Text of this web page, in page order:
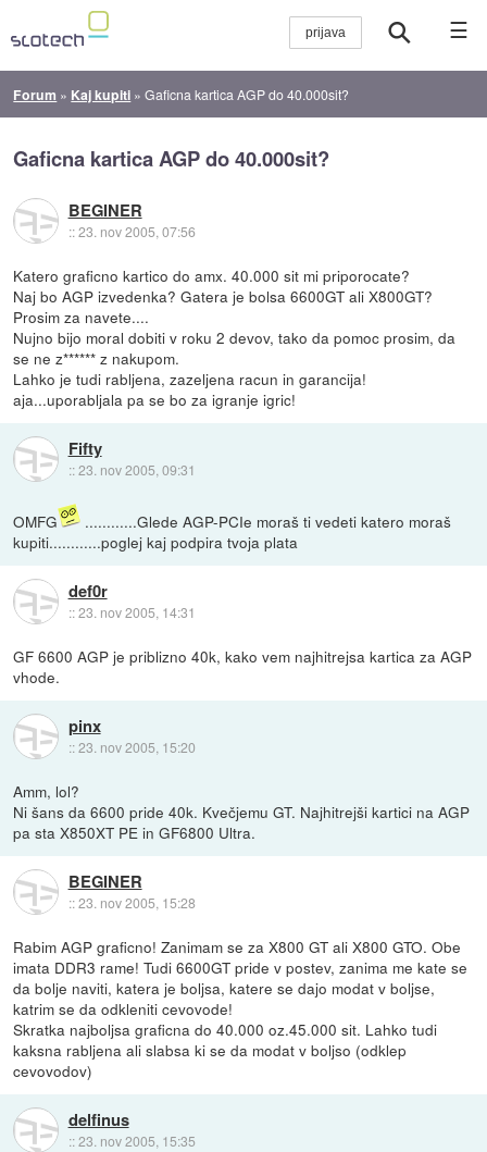
☰
Forum » Kaj kupiti »Gaficna kartica AGP do 40.000sit?
Gaficna kartica AGP do 40.000sit?
BEGINER
::23. nov 2005, 07:56
Katero graficno kartico do amx. 40.000 sit mi priporocate?
Naj bo AGP izvedenka? Gatera je bolsa 6600GT ali X800GT?
Prosim za navete....
Nujno bijo moral dobiti v roku 2 devov, tako da pomoc prosim, da
se ne z****** z nakupom.
Lahko je tudi rabljena, zazeljena racun in garancija!
aja...uporabljala pa se bo za igranje igric!
Fifty
::23. nov 2005, 09:31
OMFG
............Glede AGP-PCIe moraš ti vedeti katero moraš
kupiti............poglej kaj podpira tvoja plata
def0r
::23. nov 2005, 14:31
GF 6600 AGP je priblizno 40k, kako vem najhitrejsa kartica za AGP
vhode.
pinx
::23. nov 2005, 15:20
Amm, lol?
Ni šans da 6600 pride 40k. Kvečjemu GT. Najhitrejši kartici na AGP
pa sta X850XT PE in GF6800 Ultra.
BEGINER
::23. nov 2005, 15:28
Rabim AGP graficno! Zanimam se za X800 GT ali X800 GTO. Obe
imata DDR3 rame! Tudi 6600GT pride v postev, zanima me kate se
da bolje naviti, katera je boljsa, katere se dajo modat v boljse,
katrim se da odkleniti cevovode!
Skratka najboljsa graficna do 40.000 oz.45.000 sit. Lahko tudi
kaksna rabljena ali slabsa ki se da modat v boljso (odklep
cevovodov)
delfinus
::23. nov 2005, 15:35